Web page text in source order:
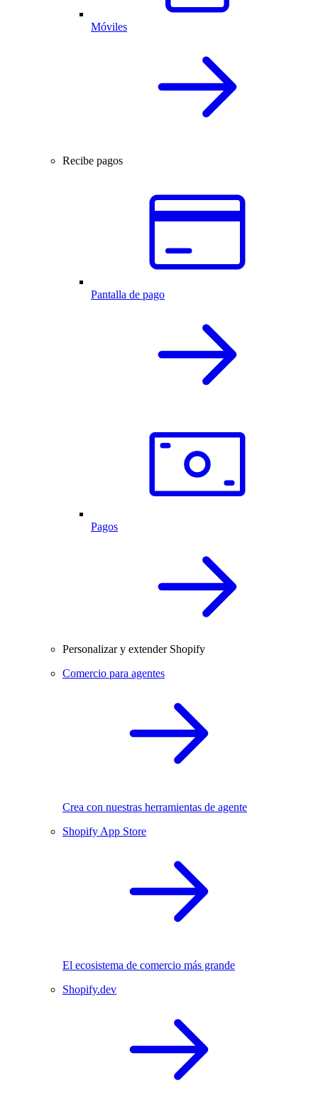
Móviles
Recibe pagos
Pantalla de pago
Pagos
Personalizar y extender Shopify
Comercio para agentes
Crea con nuestras herramientas de agente
Shopify App Store
El ecosistema de comercio más grande
Shopify.dev